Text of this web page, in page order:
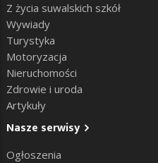
Z życia suwalskich szkół
Wywiady
Turystyka
Motoryzacja
Nieruchomości
Zdrowie i uroda
Artykuły
Nasze serwisy
Ogłoszenia